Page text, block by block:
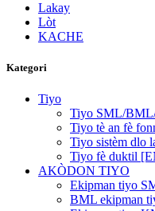
Lakay
Lòt
KACHE
Kategori
Tiyo
Tiyo SML/
Tiyo tè an fè
Tiyo sistèm dlo
Tiyo fè duktil
AKÒDON TIYO
Ekipman tiyo
BML ekipman